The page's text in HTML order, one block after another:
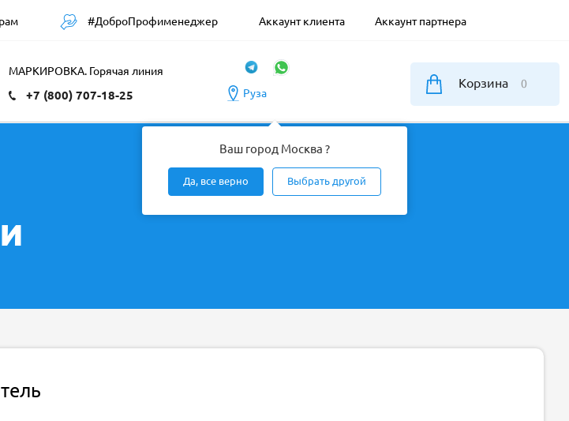
#ДоброПрофименеджер
Корзина 0
Аккаунт клиента Аккаунт партнера
МАРКИРОВКА. Горячая линия
+7 (800) 707-18-25 Руза
Ваш город Москва ?
Да, все верно Выбрать другой